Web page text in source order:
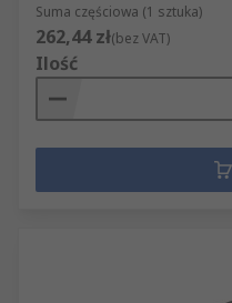
Suma częściowa (1 sztuka)
262,44 zł(bez VAT)
Ilość